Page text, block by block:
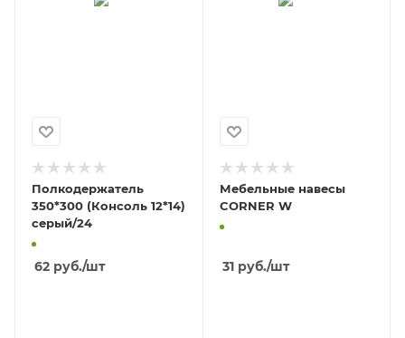
Полкодержатель
350*300 (Консоль 12*14)
серый/24
62 руб./шт
Мебельные навесы
CORNER W
31руб./шт